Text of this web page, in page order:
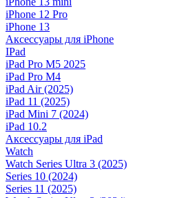
iPhone 12 Pro
iPhone 13
Аксессуары для iPhone
IPad
iPad Pro M5 2025
iPad Pro M4
iPad Air (2025)
iPad 11 (2025)
iPad Mini 7 (2024)
iPad 10.2
Аксессуары для iPad
Watch
Watch Series Ultra 3 (2025)
Series 10 (2024)
Series 11 (2025)